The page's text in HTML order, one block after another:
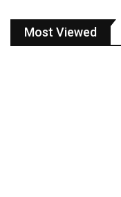
Most Viewed